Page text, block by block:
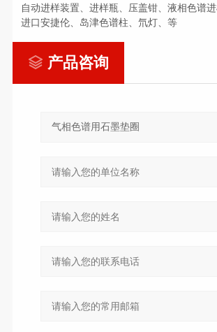
自动进样装置、进样瓶、压盖钳、液相色谱
进口安捷伦、岛津色谱柱、氘灯、等
产品咨询